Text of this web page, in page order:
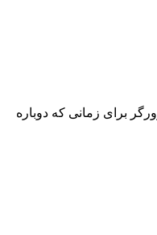
برای زمانی که دوباره